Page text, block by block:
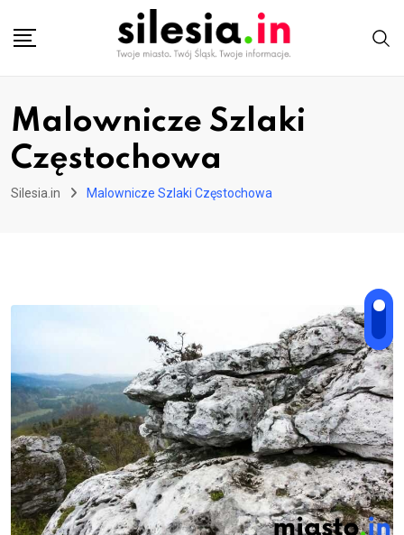
Malownicze Szlaki
Częstochowa
Silesia.in Malownicze Szlaki Częstochowa